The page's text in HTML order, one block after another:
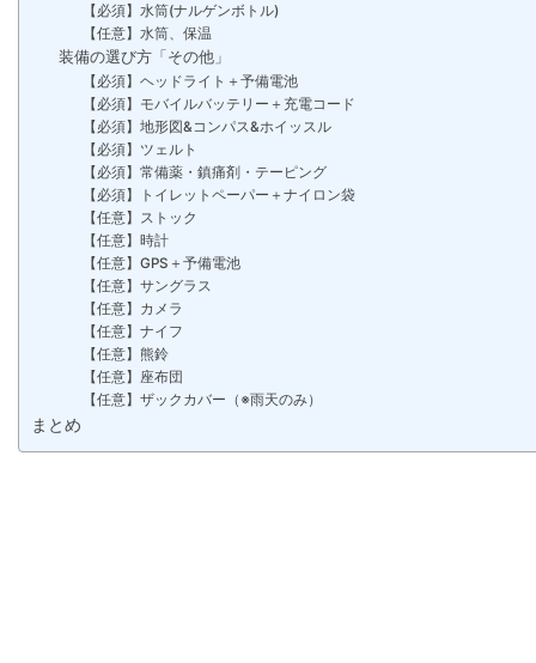
【必須】水筒(ナルゲンボトル)
【任意】水筒、保温
装備の選び方「その他」
【必須】ヘッドライト＋予備電池
【必須】モバイルバッテリー＋充電コード
【必須】地形図&コンパス&ホイッスル
【必須】ツェルト
【必須】常備薬・鎮痛剤・テーピング
【必須】トイレットペーパー＋ナイロン袋
【任意】ストック
【任意】時計
【任意】GPS＋予備電池
【任意】サングラス
【任意】カメラ
【任意】ナイフ
【任意】熊鈴
【任意】座布団
【任意】ザックカバー（※雨天のみ）
まとめ